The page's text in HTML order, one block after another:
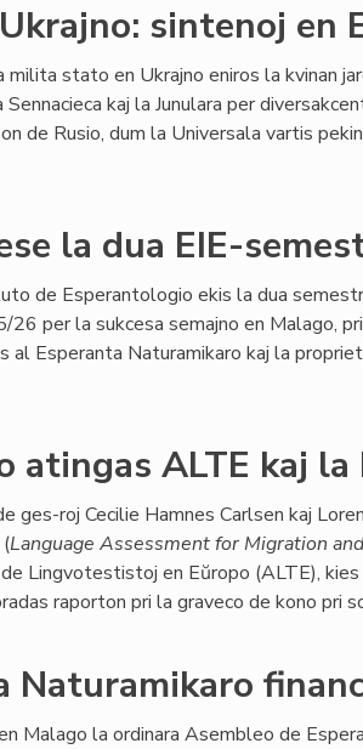
sintenoj en
stato en Ukrajno eniros la kvinan
kaj la Junulara per
de Rusio, dum la Universala vartis
la dua EIE-
de Esperantologio ekis la dua
26 per la sukcesa semajno en Malago,
al Esperanta Naturamikaro kaj la
atingas ALTE kaj
ges-roj Cecilie Hamnes Carlsen kaj
(Language Assessment for Migration
Lingvotestistoj en Eŭropo (ALTE),
raporton pri la graveco de kono pri
Naturamikaro
Malago la ordinara Asembleo de